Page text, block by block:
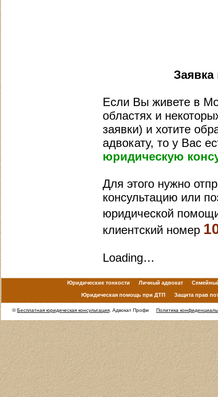
Если Вы живете в
областях и
заявки) и хотите
адвокату, то у Вас
юридическую
Для этого нужно
консультацию или
юридической
клиентский номер
Loading…
Юридические тонкости Личный адвокат
Юридическая помощь при ДТП Защита прав
©Бесплатная юридическая консультация . Адвокат Профи Политика